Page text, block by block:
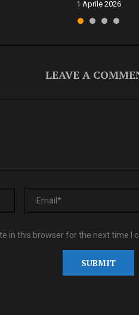
1 Aprile 2026
LEAVE A
in this browser for the next time I